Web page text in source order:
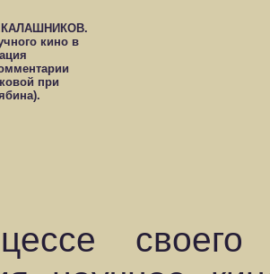
кино в
при
своего